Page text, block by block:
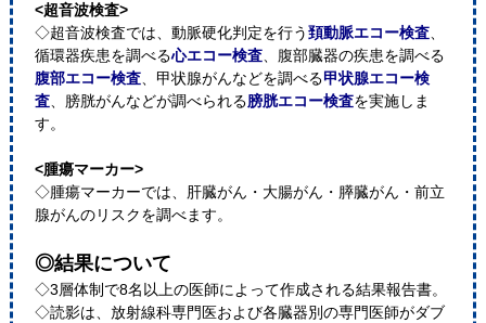
<超音波検査>
◇超音波検査では、動脈硬化判定を行う頚動脈エコー検査、
循環器疾患を調べる心エコー検査、腹部臓器の疾患を調べる
腹部エコー検査、甲状腺がんなどを調べる甲状腺エコー検
査、膀胱がんなどが調べられる膀胱エコー検査を実施しま
す。
<腫瘍マーカー>
◇腫瘍マーカーでは、肝臓がん・大腸がん・膵臓がん・前立
腺がんのリスクを調べます。
◎結果について
◇3層体制で8名以上の医師によって作成される結果報告書。
◇読影は、放射線科専門医および各臓器別の専門医師がダブ